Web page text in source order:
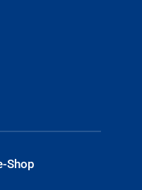
Shop